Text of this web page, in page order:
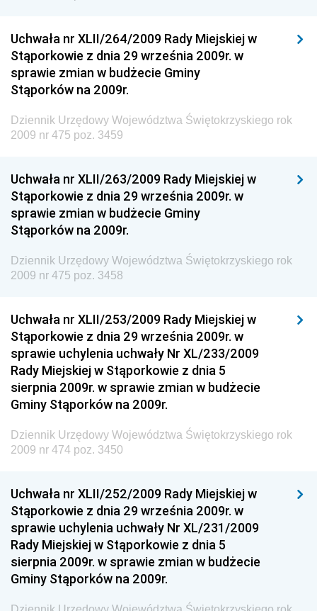
Dziennik Urzędowy Ministra Cyfryzacji
Dziennik Urzędowy Ministra Infrastruktury i
Budownictwa
Dziennik Urzędowy Ministra Gospodarki Morskiej i
Dziennik Urzędowy Ministra Energii
Dziennik Urzędowy Ministra Sprawiedliwości
Dziennik Urzędowy Ministra Rozwoju i Finansów
Dziennik Urzędowy Wyższego Urzędu Górniczego
Dziennik Urzędowy Prezesa Urzędu Transportu
Kolejowego
Technologii
Dziennik Urzędowy Ministra Inwestycji i Rozwoju
Dziennik Urzędowy Naczelnego Dyrektora Archiwów
Państwowych
Dziennik Urzędowy Ministra Finansów, Inwestycji i
Dziennik Urzędowy Ministra Klimatu
Dziennik Urzędowy Ministra Funduszy i Polityki
Regionalnej
Dziennik Urzędowy Ministra Aktywów Państwowych
Dziennik Urzędowy Ministra Zdrowia
Dziennik Urzędowy Ministra Środowiska i Głównego
Uchwała nr XLII/264/2009 Rady Miejskiej w
Stąporkowie z dnia 29 września 2009r. w
sprawie zmian w budżecie Gminy
Stąporków na 2009r.
Dziennik Urzędowy Województwa Świętokrzyskiego rok
2009 nr 475 poz. 3459
Uchwała nr XLII/263/2009 Rady Miejskiej w
Stąporkowie z dnia 29 września 2009r. w
sprawie zmian w budżecie Gminy
Stąporków na 2009r.
Dziennik Urzędowy Województwa Świętokrzyskiego rok
2009 nr 475 poz. 3458
Uchwała nr XLII/253/2009 Rady Miejskiej w
Stąporkowie z dnia 29 września 2009r. w
sprawie uchylenia uchwały Nr XL/233/2009
Rady Miejskiej w Stąporkowie z dnia 5
sierpnia 2009r. w sprawie zmian w budżecie
Gminy Stąporków na 2009r.
Dziennik Urzędowy Województwa Świętokrzyskiego rok
2009 nr 474 poz. 3450
Uchwała nr XLII/252/2009 Rady Miejskiej w
Stąporkowie z dnia 29 września 2009r. w
sprawie uchylenia uchwały Nr XL/231/2009
Rady Miejskiej w Stąporkowie z dnia 5
sierpnia 2009r. w sprawie zmian w budżecie
Gminy Stąporków na 2009r.